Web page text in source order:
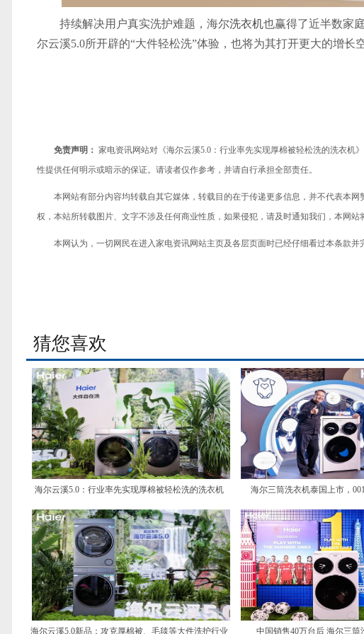
持续解决用户真实洗护难题，海尔洗衣机也赢得了近半数家
尔云溪5.0所开辟的“大件轻松洗”体验，也将为其打开更大的增长空
免责声明： 家电资讯网站对《海尔云溪5.0：行业率先实现厚棉被轻松洗的洗衣机
性提供任何明示或暗示的保证。请读者仅作参考，并请自行承担全部责任。
本网站有部分内容均转载自其它媒体，转载目的在于传递更多信息，并不代表本
权，本站所转载图片、文字不涉及任何商业性质，如果侵犯，请及时通知我们，本网
本网认为，一切网民在进入家电资讯网站主页及各层页面时已经仔细看过本条款并
猜您喜欢
海尔云溪5.0：行业率先实现厚棉被轻松洗的洗衣机 海尔三筒洗衣机泰国上市，
海尔云溪5.0新品：攻克厚棉被、毛毯等大件洗护行业 中国销售40万台后 海尔三筒